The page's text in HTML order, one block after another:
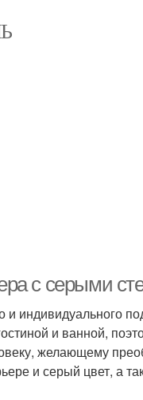
с серыми
и индивидуального
и ванной,
желающему
и серый цвет, а